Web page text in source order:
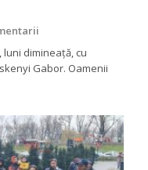
dimineață, cu
Gabor. Oamenii